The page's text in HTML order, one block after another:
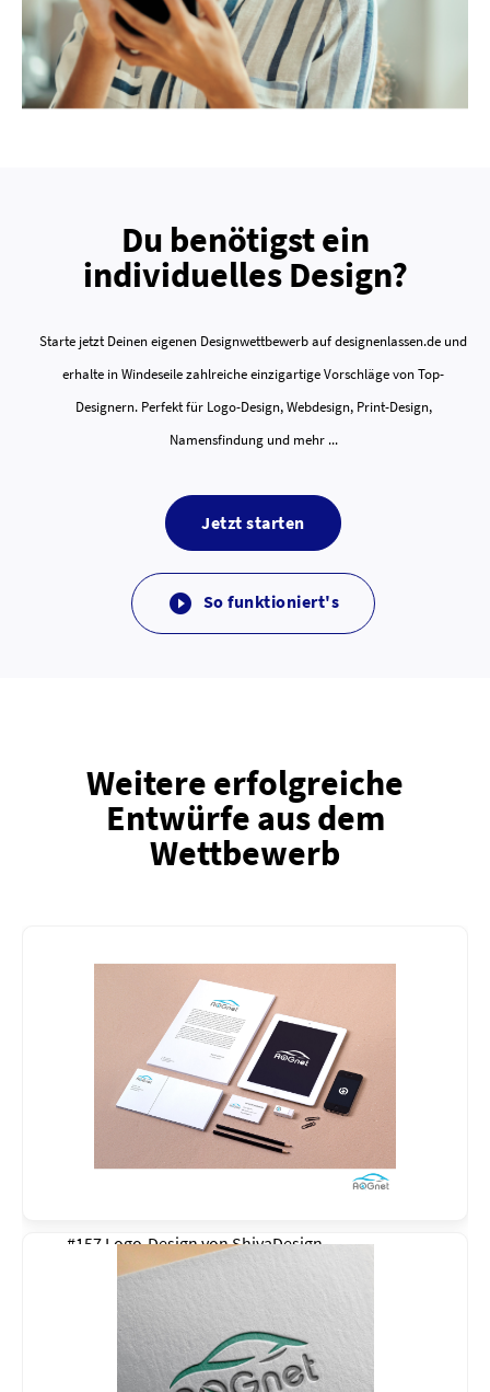
Du benötigst ein
individuelles Design?
Starte jetzt Deinen eigenen Designwettbewerb auf designenlassen.de und
erhalte in Windeseile zahlreiche einzigartige Vorschläge von Top-
Designern. Perfekt für Logo-Design, Webdesign, Print-Design,
Namensfindung und mehr ...
Jetzt starten
 So funktioniert's
Weitere erfolgreiche
Entwürfe aus dem
Wettbewerb
#157 Logo-Design vonShivaDesign